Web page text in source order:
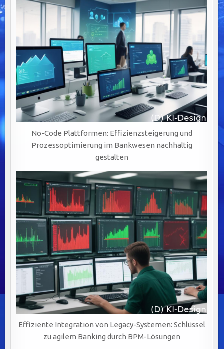
No-Code Plattformen: Effizienzsteigerung und
Prozessoptimierung im Bankwesen nachhaltig
gestalten
Effiziente Integration von Legacy-Systemen: Schlüssel
zu agilem Banking durch BPM-Lösungen